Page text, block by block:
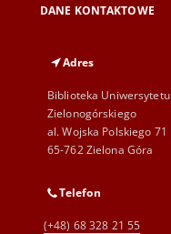
DANE KONTAKTOWE
Adres
Biblioteka Uniwersytetu
Zielonogórskiego
al. Wojska Polskiego 71
65-762 Zielona Góra
Telefon
(+48) 68 328 21 55